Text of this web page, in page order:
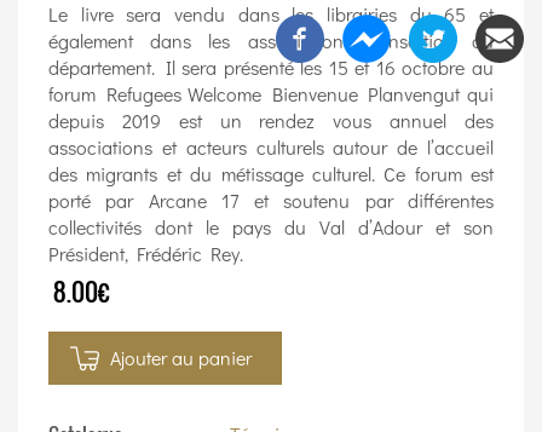
Le livre sera vendu dans les librairies du 65 et
également dans les associations d’insertion du
département. Il sera présenté les 15 et 16 octobre au
forum Refugees Welcome Bienvenue Planvengut qui
depuis 2019 est un rendez vous annuel des
associations et acteurs culturels autour de l’accueil
des migrants et du métissage culturel. Ce forum est
porté par Arcane 17 et soutenu par différentes
collectivités dont le pays du Val d’Adour et son
Président, Frédéric Rey.
8.00€
Ajouter au panier